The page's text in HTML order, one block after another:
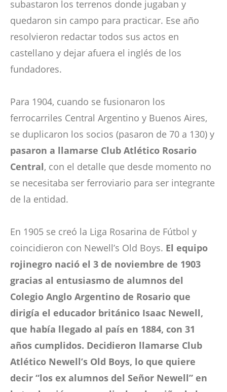
subastaron los terrenos donde jugaban y
quedaron sin campo para practicar. Ese año
resolvieron redactar todos sus actos en
castellano y dejar afuera el inglés de los
fundadores.
Para 1904, cuando se fusionaron los
ferrocarriles Central Argentino y Buenos Aires,
se duplicaron los socios (pasaron de 70 a 130) y
pasaron a llamarse Club Atlético Rosario
Central, con el detalle que desde momento no
se necesitaba ser ferroviario para ser integrante
de la entidad.
En 1905 se creó la Liga Rosarina de Fútbol y
coincidieron con Newell’s Old Boys. El equipo
rojinegro nació el 3 de noviembre de 1903
gracias al entusiasmo de alumnos del
Colegio Anglo Argentino de Rosario que
dirigía el educador británico Isaac Newell,
que había llegado al país en 1884, con 31
años cumplidos. Decidieron llamarse Club
Atlético Newell’s Old Boys, lo que quiere
decir “los ex alumnos del Señor Newell” en